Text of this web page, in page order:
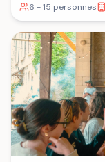
6 - 15 personnes